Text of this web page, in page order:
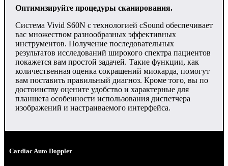
Оптимизируйте процедуры сканирования.
Система Vivid S60N с технологией cSound обеспечивает
вас множеством разнообразных эффективных
инструментов. Получение последовательных
результатов исследований широкого спектра пациентов
покажется вам простой задачей. Такие функции, как
количественная оценка сокращений миокарда, помогут
вам поставить правильный диагноз. Кроме того, вы по
достоинству оцените удобство и характерные для
планшета особенности использования диспетчера
изображений и настраиваемого интерфейса.
Cardiac Auto Doppler